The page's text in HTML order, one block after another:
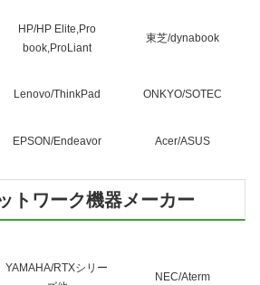
HP/HP Elite,Pro
book,ProLiant
東芝/dynabook
Lenovo/ThinkPad ONKYO/SOTEC
EPSON/Endeavor Acer/ASUS
トワーク機器メーカー
YAMAHA/RTXシリー
NEC/Aterm